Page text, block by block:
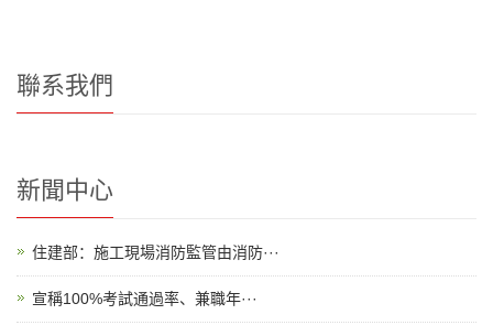
聯系我們
新聞中心
住建部：施工現場消防監管由消防···
宣稱100%考試通過率、兼職年···